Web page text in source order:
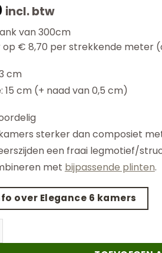
incl. btw
van 300cm
op € 8,70 per strekkende meter
cm
15 cm (+ naad van 0,5 cm)
sterker dan composiet
een fraai legmotief/
met bijpassende plinten.
over Elegance 6 kamers
6 kamers - Taupe - 400CM aantal